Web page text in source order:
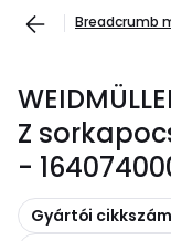
Breadcrumb
Z
-
Másolás
Gyártói